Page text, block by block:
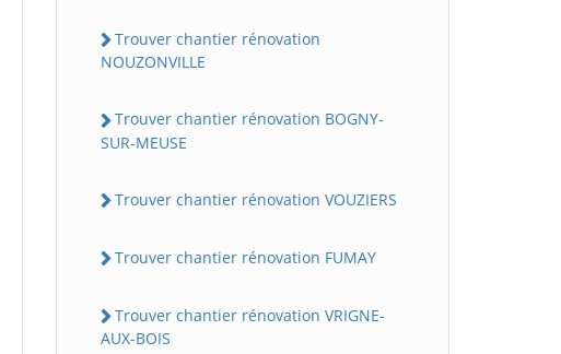
Trouver chantier rénovation
NOUZONVILLE
Trouver chantier rénovation BOGNY-
SUR-MEUSE
Trouver chantier rénovation VOUZIERS
Trouver chantier rénovation FUMAY
Trouver chantier rénovation VRIGNE-
AUX-BOIS